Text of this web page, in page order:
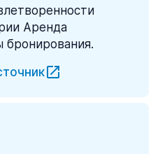
Аренда
бронирования.